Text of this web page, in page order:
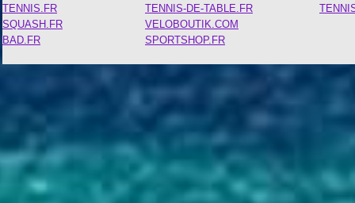
TENNIS.FR
SQUASH.FR
BAD.FR
TENNIS-DE-TABLE.FR
VELOBOUTIK.COM
SPORTSHOP.FR